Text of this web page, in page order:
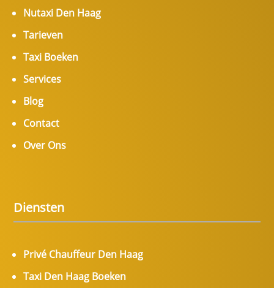
Nutaxi Den Haag
Tarieven
Taxi Boeken
Services
Blog
Contact
Over Ons
Diensten
Privé Chauffeur Den Haag
Taxi Den Haag Boeken